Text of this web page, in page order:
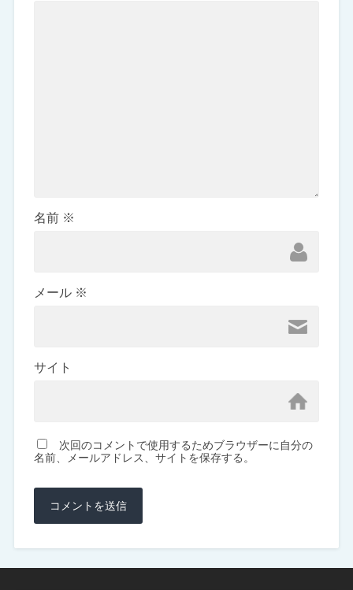
名前 ※
メール ※
サイト
次回のコメントで使用するためブラウザーに自分の
名前、メールアドレス、サイトを保存する。